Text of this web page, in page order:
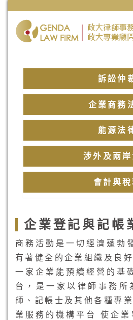
訴訟仲
企業商務
能源法
涉外及兩岸
會計與稅
企業登記與記帳
商務活動是一切經濟蓬勃
有著健全的企業組織及良
一家企業能預續經營的基
台，是一家以律師事務所
師、記帳士及其他各種專
業服務的機構平台 使企業